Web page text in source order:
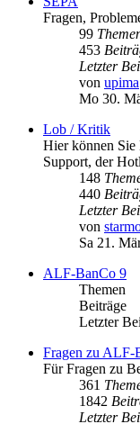
Fragen,
99
453
Letzter
von upima
Mo 30.
Lob / Kritik
Hier können
Support, der
148
440
Letzter
von
Sa 21.
ALF-BanCo 9
Themen
Beiträge
Letzter
Fragen zu ALF-
Für Fragen zu
361
1842
Letzter